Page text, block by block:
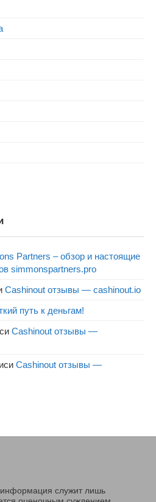
Partners – обзор и настоящие
simmonspartners.pro
Cashinout отзывы — cashinout.io
путь к деньгам!
Cashinout отзывы —
Cashinout отзывы —
служит лишь